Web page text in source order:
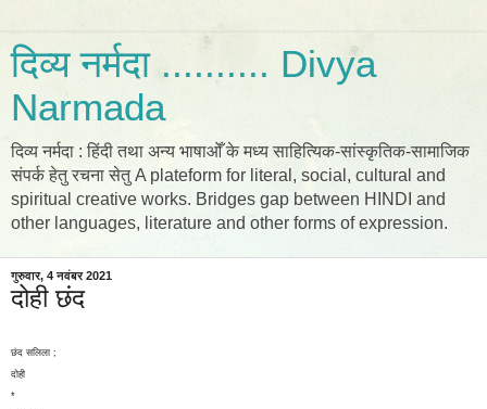
दिव्य नर्मदा .......... Divya
Narmada
दिव्य नर्मदा : हिंदी तथा अन्य भाषाओँ के मध्य साहित्यिक-सांस्कृतिक-सामाजिक
संपर्क हेतु रचना सेतु A plateform for literal, social, cultural and
spiritual creative works. Bridges gap between HINDI and
other languages, literature and other forms of expression.
गुरुवार, 4 नवंबर 2021
दोही छंद
छंद सलिला ;
दोही
*